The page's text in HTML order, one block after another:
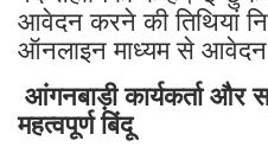
आवेदन करने की तिथियां
ऑनलाइन माध्यम से
आंगनबाड़ी कार्यकर्ता और
महत्वपूर्ण बिंदू